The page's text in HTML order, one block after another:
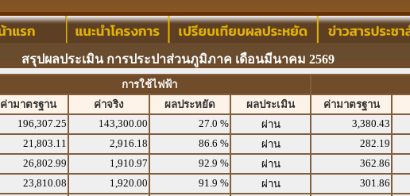
สรุปผลประเมิน การประปาส่วนภูมิภาค เดือนมีนาคม 2569
การใช้ไฟฟ้า
ค่ามาตรฐาน
ค่าจริง ผลประหยัด ผลประเมิน ค่ามาตรฐาน
196,307.25 143,300.00 27.0 % ผ่าน 3,380.43
21,803.11 2,916.18 86.6 % ผ่าน 282.19
26,802.99 1,910.97 92.9 % ผ่าน 362.86
23,810.08 1,920.00 91.9 % ผ่าน 301.86